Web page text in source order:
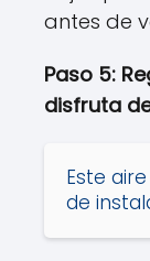
antes de
Paso 5:
disfruta
Este
de